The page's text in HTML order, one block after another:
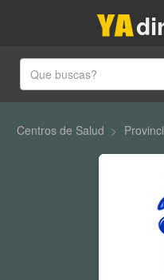
Centros de Salud >